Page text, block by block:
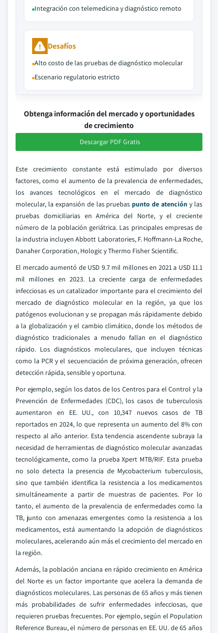
Integración con telemedicina y diagnóstico remoto
Desafíos
Alto costo de las pruebas de diagnóstico molecular
Escenario regulatorio estricto
Obtenga información del mercado y oportunidades
de crecimiento
Descargar PDF Gratis
Este crecimiento constante está estimulado por diversos
factores, como el aumento de la prevalencia de enfermedades,
los avances tecnológicos en el mercado de diagnóstico
molecular, la expansión de las pruebas punto de atención y las
pruebas domiciliarias en América del Norte, y el creciente
número de la población geriátrica. Las principales empresas de
la industria incluyen Abbott Laboratories, F. Hoffmann-La Roche,
Danaher Corporation, Hologic y Thermo Fisher Scientific.
El mercado aumentó de USD 9.7 mil millones en 2021 a USD 11.1
mil millones en 2023. La creciente carga de enfermedades
infecciosas es un catalizador importante para el crecimiento del
mercado de diagnóstico molecular en la región, ya que los
patógenos evolucionan y se propagan más rápidamente debido
a la globalización y el cambio climático, donde los métodos de
diagnóstico tradicionales a menudo fallan en el diagnóstico
rápido. Los diagnósticos moleculares, que incluyen técnicas
como la PCR y el secuenciación de próxima generación, ofrecen
detección rápida, sensible y oportuna.
Por ejemplo, según los datos de los Centros para el Control y la
Prevención de Enfermedades (CDC), los casos de tuberculosis
aumentaron en EE. UU., con 10,347 nuevos casos de TB
reportados en 2024, lo que representa un aumento del 8% con
respecto al año anterior. Esta tendencia ascendente subraya la
necesidad de herramientas de diagnóstico molecular avanzadas
tecnológicamente, como la prueba Xpert MTB/RIF. Esta prueba
no solo detecta la presencia de Mycobacterium tuberculosis,
sino que también identifica la resistencia a los medicamentos
simultáneamente a partir de muestras de pacientes. Por lo
tanto, el aumento de la prevalencia de enfermedades como la
TB, junto con amenazas emergentes como la resistencia a los
medicamentos, está aumentando la adopción de diagnósticos
moleculares, acelerando aún más el crecimiento del mercado en
la región.
Además, la población anciana en rápido crecimiento en América
del Norte es un factor importante que acelera la demanda de
diagnósticos moleculares. Las personas de 65 años y más tienen
más probabilidades de sufrir enfermedades infecciosas, que
requieren pruebas frecuentes. Por ejemplo, según el Population
Reference Bureau, el número de personas en EE. UU. de 65 años